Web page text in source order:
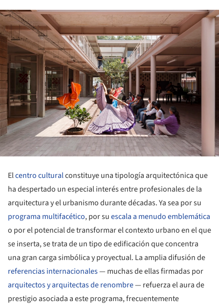
Elcentro culturalconstituye una tipología arquitectónica que
ha despertado un especial interés entre profesionales de la
arquitectura y el urbanismo durante décadas. Ya sea por su
programa multifacético, por suescala a menudo emblemática
o por el potencial de transformar el contexto urbano en el que
se inserta, se trata de un tipo de edificación que concentra
una gran carga simbólica y proyectual. La amplia difusión de
referencias internacionales— muchas de ellas firmadas por
arquitectos y arquitectas de renombre— refuerza el aura de
prestigio asociada a este programa, frecuentemente